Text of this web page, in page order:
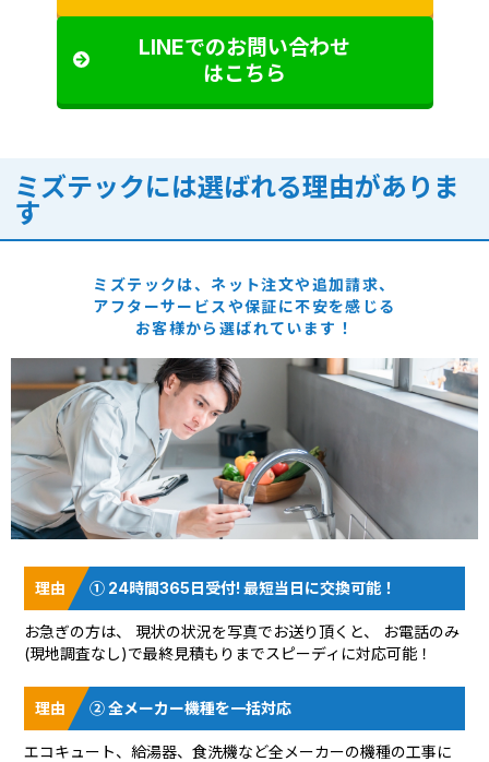
LINEでのお問い合わせ
はこちら
ミズテックには選ばれる理由がありま
す
ミズテックは、ネット注文や追加請求、
アフターサービスや保証に不安を感じる
お客様から選ばれています！
① 24時間365日受付! 最短当日に交換可能！
お急ぎの方は、 現状の状況を写真でお送り頂く と、 お電話のみ
(現地調査なし)で最終見積もりまでスピーディに対応可能！
② 全メーカー機種を一括対応
エコキュート、給湯器、食洗機など全メーカーの機種の工事に